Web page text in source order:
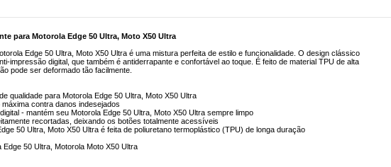
para Motorola Edge 50 Ultra, Moto X50 Ultra
Edge 50 Ultra, Moto X50 Ultra é uma mistura perfeita de estilo e funcionalidade. O design clássico
impressão digital, que também é antiderrapante e confortável ao toque. É feito de material TPU de alta
pode ser deformado tão facilmente.
qualidade para Motorola Edge 50 Ultra, Moto X50 Ultra
contra danos indesejados
- mantém seu Motorola Edge 50 Ultra, Moto X50 Ultra sempre limpo
recortadas, deixando os botões totalmente acessíveis
50 Ultra, Moto X50 Ultra é feita de poliuretano termoplástico (TPU) de longa duração
Edge 50 Ultra, Motorola Moto X50 Ultra